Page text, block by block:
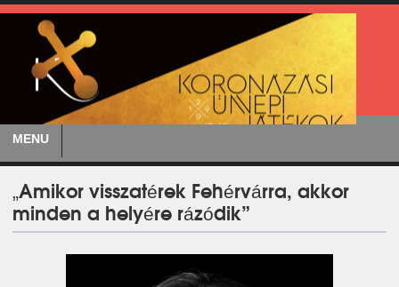
MENU
„Amikor visszatérek Fehérvárra, akkor
minden a helyére rázódik”